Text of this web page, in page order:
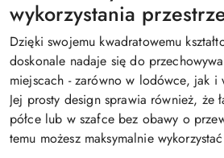
wykorzystania
Dzięki swojemu kwadratowemu
doskonale nadaje się do
miejscach - zarówno w lodówce, jak i
Jej prosty design sprawia również, że
półce lub w szafce bez obawy o
temu możesz maksymalnie